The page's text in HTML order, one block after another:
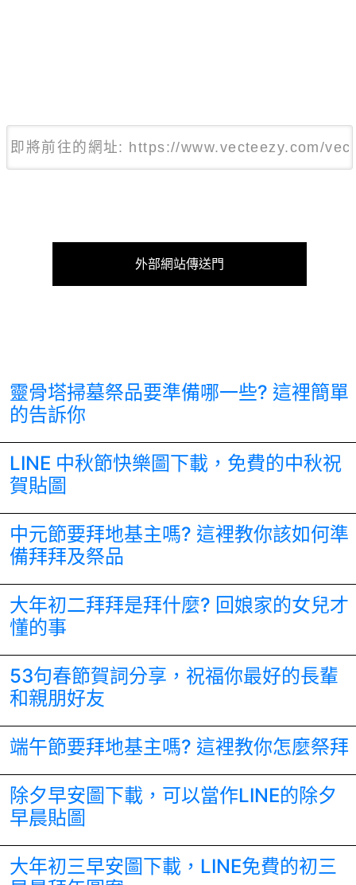
外部網站傳送門
靈骨塔掃墓祭品要準備哪一些? 這裡簡單
的告訴你
LINE 中秋節快樂圖下載，免費的中秋祝
賀貼圖
中元節要拜地基主嗎? 這裡教你該如何準
備拜拜及祭品
大年初二拜拜是拜什麼? 回娘家的女兒才
懂的事
53句春節賀詞分享，祝福你最好的長輩
和親朋好友
端午節要拜地基主嗎? 這裡教你怎麼祭拜
除夕早安圖下載，可以當作LINE的除夕
早晨貼圖
大年初三早安圖下載，LINE免費的初三